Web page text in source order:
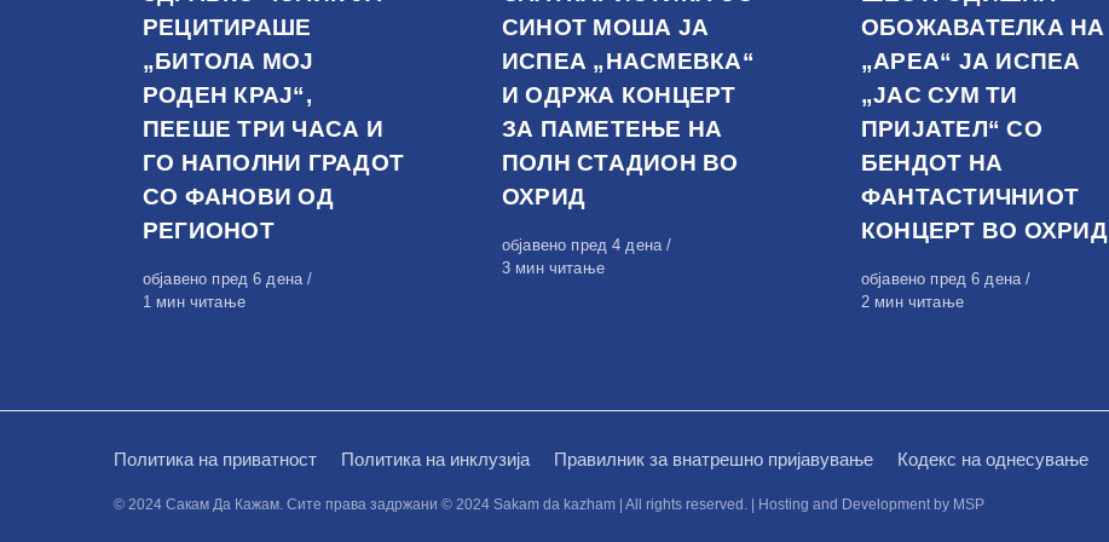
РЕЦИТИРАШЕ
„БИТОЛА МОЈ
РОДЕН КРАЈ“,
ПЕЕШЕ ТРИ ЧАСА И
ГО НАПОЛНИ ГРАДОТ
СО ФАНОВИ ОД
РЕГИОНОТ
Објавено
на
објавено пред 6 дена
1 мин читање
СИНОТ МОША ЈА
ИСПЕА „НАСМЕВКА“
И ОДРЖА КОНЦЕРТ
ЗА ПАМЕТЕЊЕ НА
ПОЛН СТАДИОН ВО
ОХРИД
Објавено
на
објавено пред 4 дена
3 мин читање
ОБОЖАВАТЕЛКА НА
„АРЕА“ ЈА ИСПЕА
„ЈАС СУМ ТИ
ПРИЈАТЕЛ“ СО
БЕНДОТ НА
ФАНТАСТИЧНИОТ
КОНЦЕРТ ВО ОХРИД
Објавено
на
објавено пред 6 дена
2 мин читање
Политика на приватност Политика на инклузија Правилник за внатрешно пријавување Кодекс на однесување
© 2024 Сакам Да Кажам. Сите права задржани © 2024 Sakam da kazham | All rights reserved. | Hosting and Development by MSP